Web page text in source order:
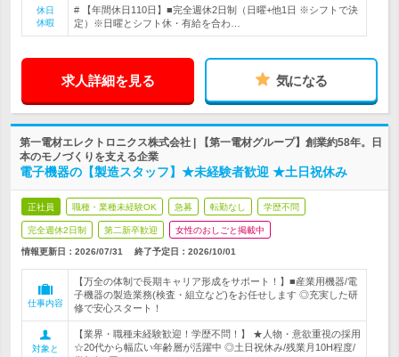
休日
休暇
# 【年間休日110日】■完全週休2日制（日曜+他1日 ※シフトで決
定）※日曜とシフト休・有給を合わ…
求人詳細を見る 気になる
第一電材エレクトロニクス株式会社 | 【第一電材グループ】創業約58年。日
本のモノづくりを支える企業
電子機器の【製造スタッフ】★未経験者歓迎 ★土日祝休み
正社員 職種・業種未経験OK 急募 転勤なし 学歴不問
完全週休2日制 第二新卒歓迎 女性のおしごと掲載中
情報更新日：2026/07/31 終了予定日： 2026/10/01
仕事内容
【万全の体制で長期キャリア形成をサポート！】■産業用機器/電
子機器の製造業務(検査・組立など)をお任せします ◎充実した研
修で安心スタート！
対象と
【業界・職種未経験歓迎！学歴不問！】 ★人物・意欲重視の採用
☆20代から幅広い年齢層が活躍中 ◎土日祝休み/残業月10H程度/